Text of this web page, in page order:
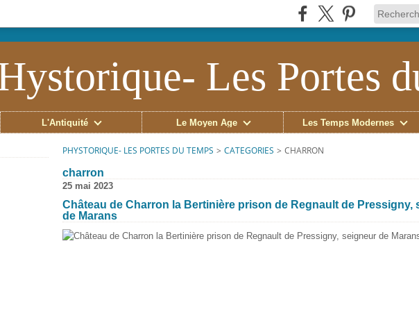
Les Portes
L'Antiquité Le Moyen Âge Les Temps Modernes
PHYSTORIQUE- LES PORTES DU TEMPS > CATEGORIES > CHARRON
charron
25 mai 2023
Château de Charron la Bertinière prison de Regnault de Pressigny,
de Marans